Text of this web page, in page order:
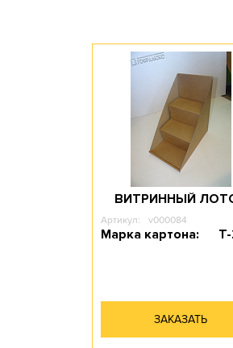
Необходимость штампа: Да
ВИТРИННЫЙ
Артикул: v000084
Марка картона:
ЗАКАЗАТЬ